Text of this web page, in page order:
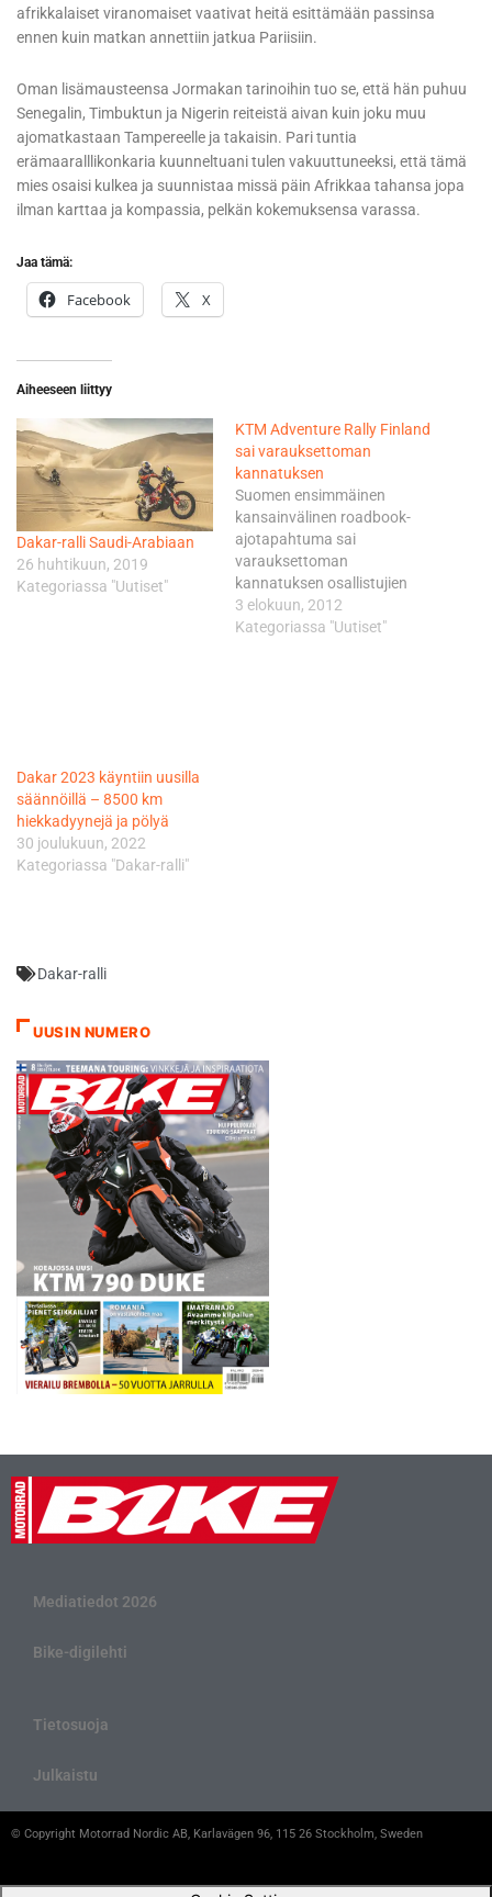
afrikkalaiset viranomaiset vaativat heitä esittämään passinsa
ennen kuin matkan annettiin jatkua Pariisiin.
Oman lisämausteensa Jormakan tarinoihin tuo se, että hän puhuu
Senegalin, Timbuktun ja Nigerin reiteistä aivan kuin joku muu
ajomatkastaan Tampereelle ja takaisin. Pari tuntia
erämaaralllikonkaria kuunneltuani tulen vakuuttuneeksi, että tämä
mies osaisi kulkea ja suunnistaa missä päin Afrikkaa tahansa jopa
ilman karttaa ja kompassia, pelkän kokemuksensa varassa.
Jaa tämä:
Facebook X
Aiheeseen liittyy
Dakar-ralli Saudi-Arabiaan
26 huhtikuun, 2019
Kategoriassa "Uutiset"
KTM Adventure Rally Finland
sai varauksettoman
kannatuksen
Suomen ensimmäinen
kansainvälinen roadbook-
ajotapahtuma sai
varauksettoman
kannatuksen osallistujien
keskuudessa. Paris-Dakar
suunnitelmiakin kuultiin.
3 elokuun, 2012
Kategoriassa "Uutiset"
Dakar 2023 käyntiin uusilla
säännöillä – 8500 km
hiekkadyynejä ja pölyä
30 joulukuun, 2022
Kategoriassa "Dakar-ralli"
Dakar-ralli
UUSIN NUMERO
Mediatiedot 2026
Bike-digilehti
Tietosuoja
Julkaistu
© Copyright Motorrad Nordic AB, Karlavägen 96, 115 26 Stockholm, Sweden